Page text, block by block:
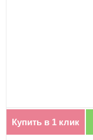
Купить в 1 клик